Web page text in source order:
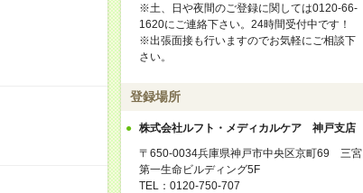
※土、日や夜間のご登録に関しては0120-66-
1620にご連絡下さい。24時間受付中です！
※出張面接も行いますのでお気軽にご相談下
さい。
登録場所
株式会社ルフト・メディカルケア 神戸支店
〒650-0034兵庫県神戸市中央区京町69 三宮
第一生命ビルディング5F
TEL：0120-750-707